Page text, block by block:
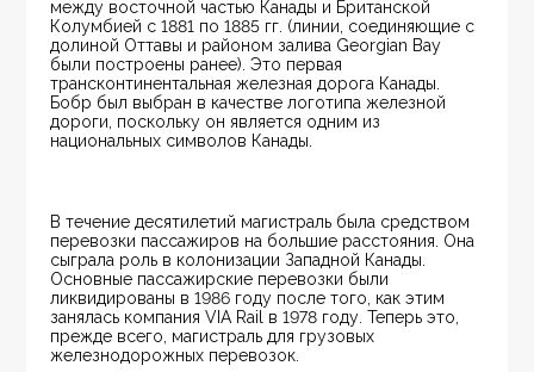
между восточной частью Канады и Британской
Колумбией с 1881 по 1885 гг. (линии, соединяющие с
долиной Оттавы и районом залива Georgian Bay
были построены ранее). Это первая
трансконтинентальная железная дорога Канады.
Бобр был выбран в качестве логотипа железной
дороги, поскольку он является одним из
национальных символов Канады.
В течение десятилетий магистраль была средством
перевозки пассажиров на большие расстояния. Она
сыграла роль в колонизации Западной Канады.
Основные пассажирские перевозки были
ликвидированы в 1986 году после того, как этим
занялась компания VIA Rail в 1978 году. Теперь это,
прежде всего, магистраль для грузовых
железнодорожных перевозок.